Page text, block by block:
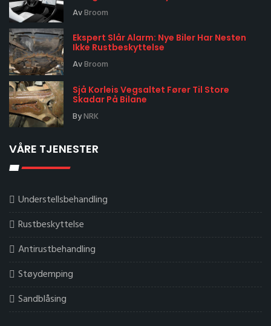
AvBroom
Ekspert Slår Alarm: Nye Biler Har Nesten
Ikke Rustbeskyttelse
AvBroom
Sjå Korleis Vegsaltet Fører Til Store
Skadar På Bilane
ByNRK
VÅRE TJENESTER
Understellsbehandling
Rustbeskyttelse
Antirustbehandling
Støydemping
Sandblåsing